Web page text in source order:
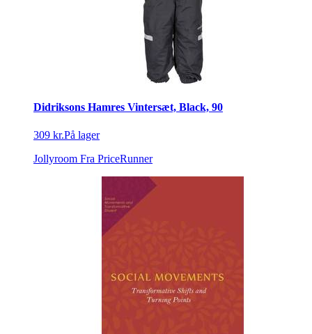
Didriksons Hamres Vintersæt, Black, 90
309 kr.På lager
Jollyroom Fra PriceRunner